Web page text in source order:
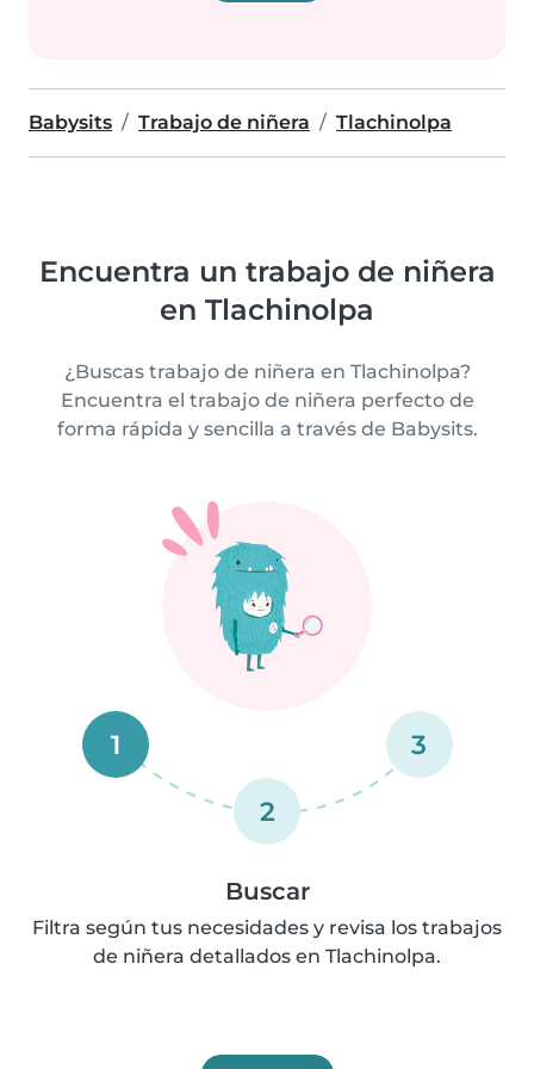
Babysits Trabajo de niñera Tlachinolpa
Encuentra un trabajo de niñera
en Tlachinolpa
¿Buscas trabajo de niñera en Tlachinolpa?
Encuentra el trabajo de niñera perfecto de
forma rápida y sencilla a través de Babysits.
1
2
3
Buscar
Filtra según tus necesidades y revisa los trabajos
de niñera detallados en Tlachinolpa.